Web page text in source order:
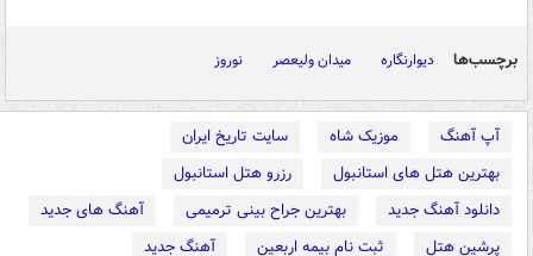
برچسب‌ها دیوارنگاره میدان ولیعصر نوروز
آپ آهنگ موزیک شاه
سایت تاریخ ایران
بهترین هتل های استانبول
رزرو هتل استانبول
دانلود آهنگ جدید
بهترین جراح بینی ترمیمی
آهنگ های جدید
پرشین هتل
ثبت نام بیمه اربعین
آهنگ جدید